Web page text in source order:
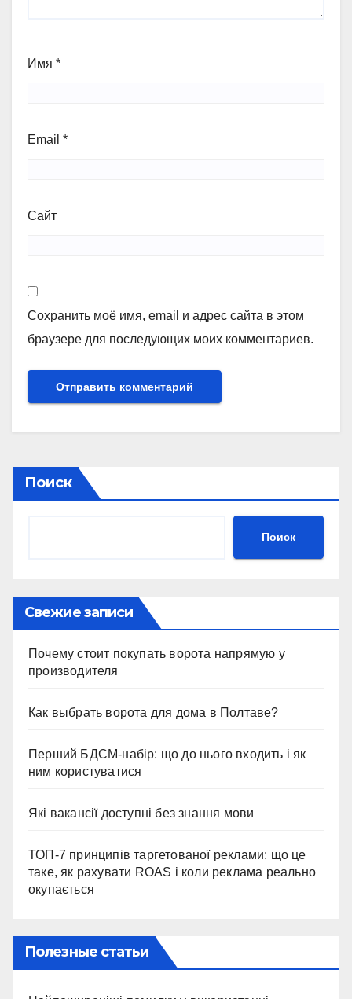
Имя *
Email *
Сайт
Сохранить моё имя, email и адрес сайта в этом
браузере для последующих моих комментариев.
Поиск
Поиск
Свежие записи
Почему стоит покупать ворота напрямую у
производителя
Как выбрать ворота для дома в Полтаве?
Перший БДСМ-набір: що до нього входить і як
ним користуватися
Які вакансії доступні без знання мови
ТОП-7 принципів таргетованої реклами: що це
таке, як рахувати ROAS і коли реклама реально
окупається
Полезные статьи